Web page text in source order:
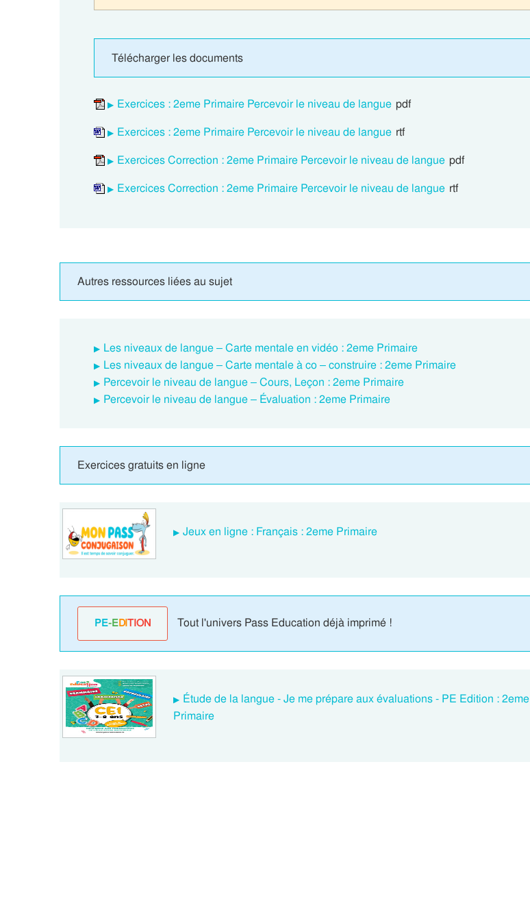
Télécharger les documents
Exercices : 2eme Primaire Percevoir le niveau de langue pdf
Exercices : 2eme Primaire Percevoir le niveau de langue rtf
Exercices Correction : 2eme Primaire Percevoir le niveau de langue pdf
Exercices Correction : 2eme Primaire Percevoir le niveau de langue rtf
Autres ressources liées au sujet
Les niveaux de langue – Carte mentale en vidéo : 2eme Primaire
Les niveaux de langue – Carte mentale à co – construire : 2eme Primaire
Percevoir le niveau de langue – Cours, Leçon : 2eme Primaire
Percevoir le niveau de langue – Évaluation : 2eme Primaire
Exercices gratuits en ligne
Jeux en ligne : Français : 2eme Primaire
PE-EDITION Tout l'univers Pass Education déjà imprimé !
Étude de la langue - Je me prépare aux évaluations - PE Edition : 2eme
Primaire